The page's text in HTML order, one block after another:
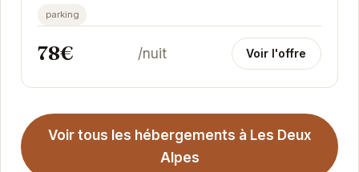
Deux Alpes. Proche des commerces et des...
parking
78€ /nuit Voir l'offre
Voir tous les hébergements à Les Deux
Alpes